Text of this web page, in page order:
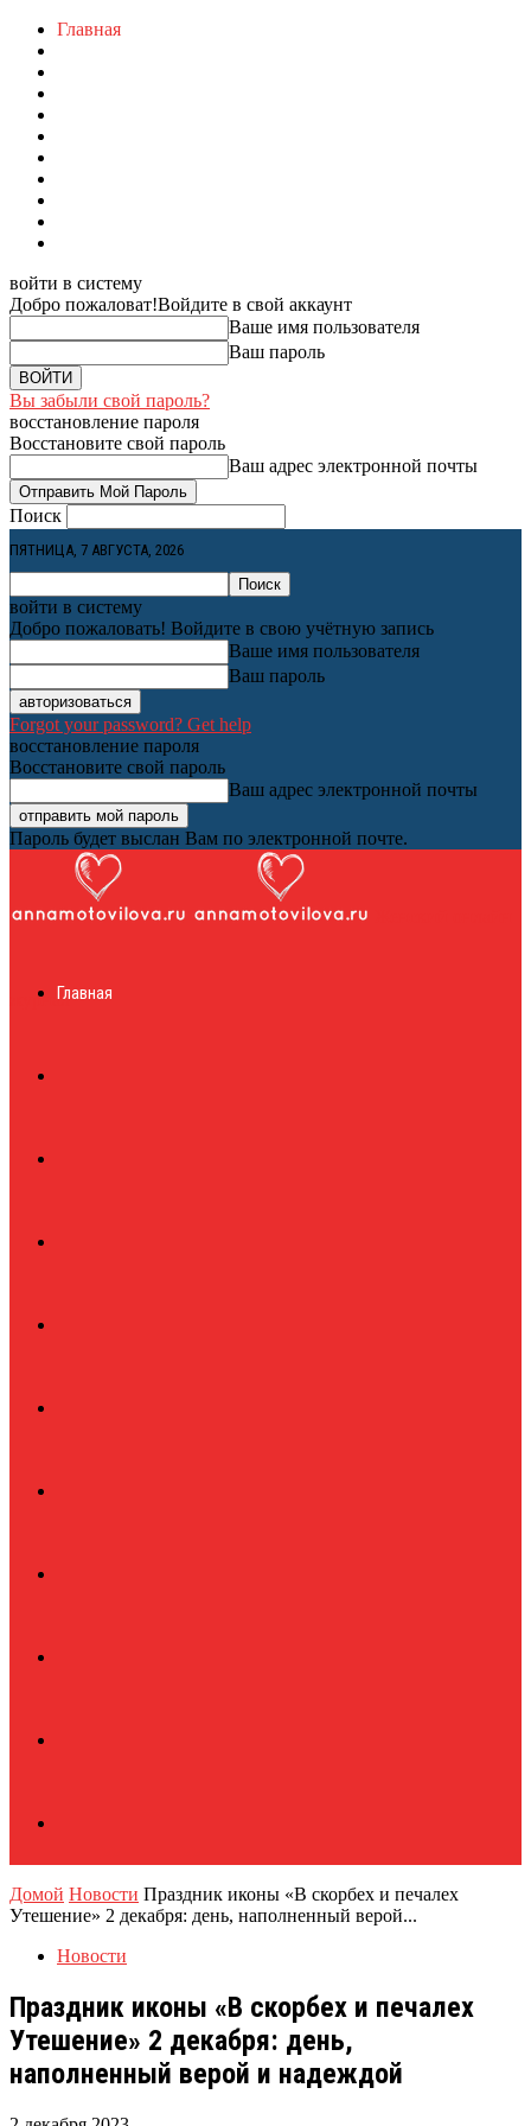
Главная
войти в систему
Добро пожаловат!Войдите в свой аккаунт
Ваше имя пользователя
Ваш пароль
Вы забыли свой пароль?
восстановление пароля
Восстановите свой пароль
Ваш адрес электронной почты
Поиск
ПЯТНИЦА, 7 АВГУСТА, 2026
войти в систему
Добро пожаловать! Войдите в свою учётную запись
Ваше имя пользователя
Ваш пароль
Forgot your password? Get help
восстановление пароля
Восстановите свой пароль
Ваш адрес электронной почты
Пароль будет выслан Вам по электронной почте.
журналГлавная
Домой Новости Праздник иконы «В скорбех и печалех
Утешение» 2 декабря: день, наполненный верой...
Новости
Праздник иконы «В скорбех и печалех
Утешение» 2 декабря: день,
наполненный верой и надеждой